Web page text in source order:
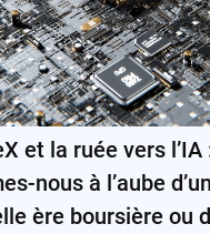
et la ruée vers l’IA
nous à l’aube
ère boursière ou